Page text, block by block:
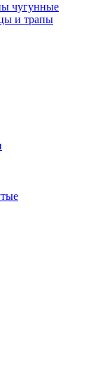
чугунные
и трапы